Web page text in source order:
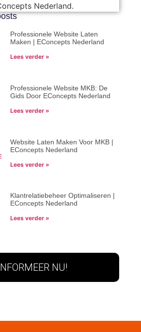
Professionele Website Laten
Maken | EConcepts Nederland
Lees verder »
Professionele Website MKB: De
Gids Door EConcepts Nederland
Lees verder »
Website Laten Maken Voor MKB |
EConcepts Nederland
Lees verder »
Klantrelatiebeheer Optimaliseren |
EConcepts Nederland
Lees verder »
NU!